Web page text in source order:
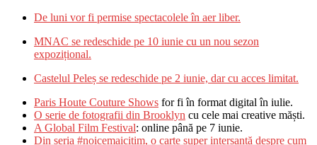
De luni vor fi permise spectacolele în aer liber.
MNAC se redeschide pe 10 iunie cu un nou sezon
expozițional.
Castelul Peleș se redeschide pe 2 iunie, dar cu acces limitat.
Paris Houte Couture Shows for fi în format digital în iulie.
O serie de fotografii din Brooklyn cu cele mai creative măști.
A Global Film Festival: online până pe 7 iunie.
Din seria #noicemaicitim, o carte super intersantă despre cum